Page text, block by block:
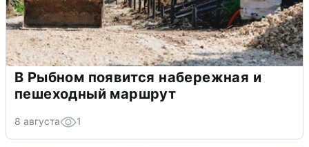
В Рыбном появится набережная и
пешеходный маршрут
8 августа 1